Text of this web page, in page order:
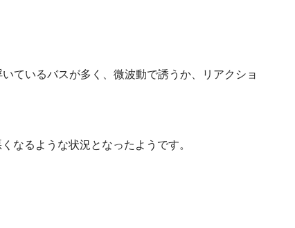
ているバスが多く、微波動で誘うか、リアクショ
なるような状況となったようです。